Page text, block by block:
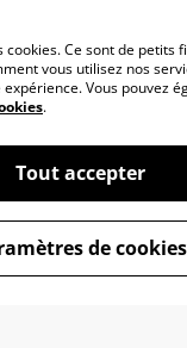
de
Politique
Ce sont de petits
vous utilisez nos
Vous pouvez
.
Tout accepter
de cookies